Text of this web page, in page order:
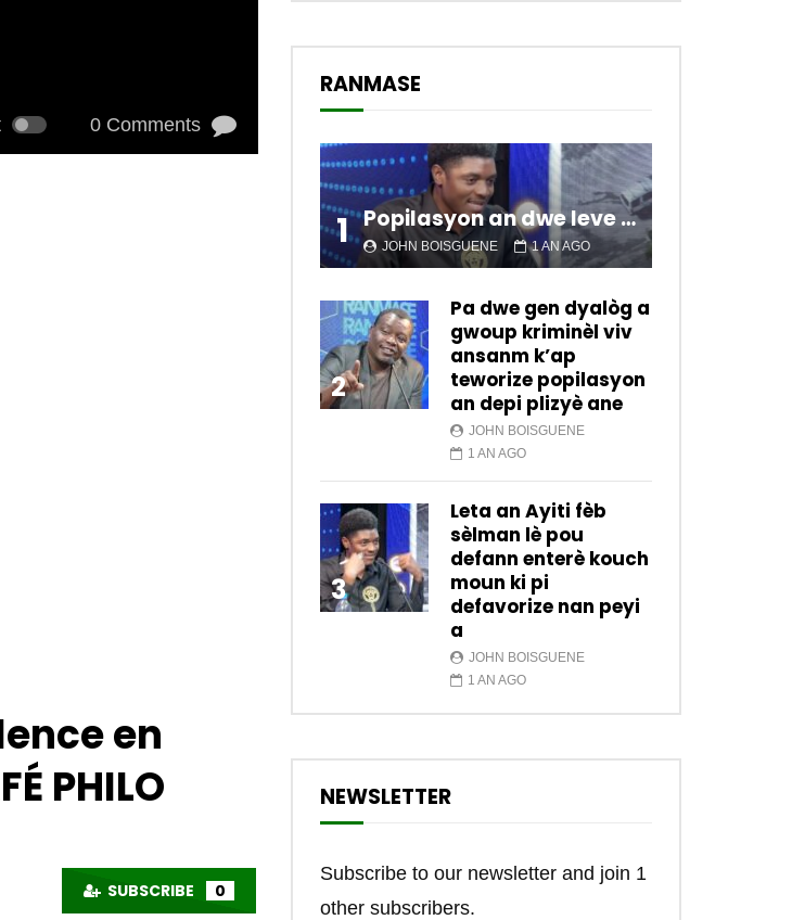
0 Comments
en
PHILO
SUBSCRIBE 0
RANMASE
1 Popilasyon an dwe leve kanpe pou chanje sitiyasyon kawotik l’ap viv nan peyi a.
JOHN BOISGUENE 1 AN AGO
2
Pa dwe gen dyalòg a
gwoup kriminèl viv
ansanm k’ap
teworize popilasyon
an depi plizyè ane
JOHN BOISGUENE
1 AN AGO
3
Leta an Ayiti fèb
sèlman lè pou
defann enterè kouch
moun ki pi
defavorize nan peyi
a
JOHN BOISGUENE
1 AN AGO
NEWSLETTER
Subscribe to our newsletter and join 1
other subscribers.